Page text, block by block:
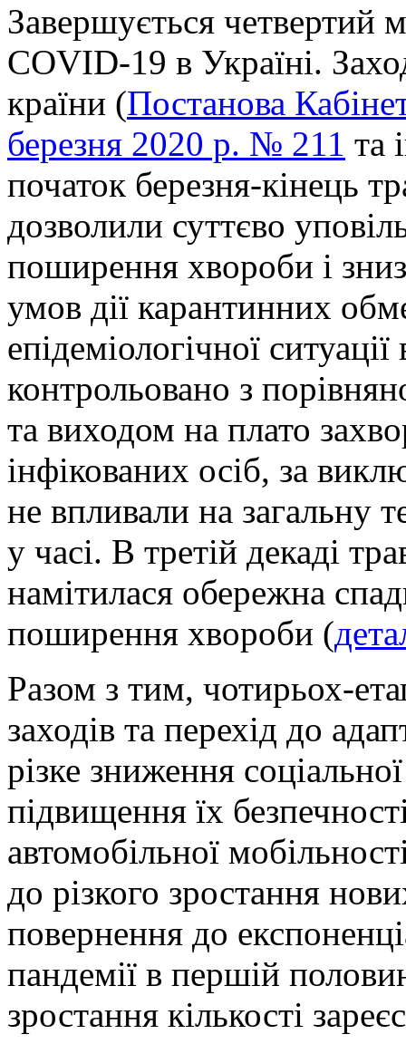
Завершується четвертий
COVID-19 в Україні.
країни (Постанова
березня 2020 р. № 211 та
початок березня-кінець
дозволили суттєво
поширення хвороби і
умов дії карантинних
епідеміологічної
контрольовано з
та виходом на плато
інфікованих осіб, за
не впливали на загальну
у часі. В третій декаді
намітилася обережна
поширення хвороби (
Разом з тим, чотирьох-
заходів та перехід до
різке зниження
підвищення їх
автомобільної
до різкого зростання
повернення до
пандемії в першій
зростання кількості